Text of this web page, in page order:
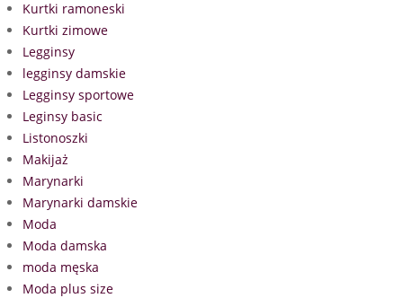
Kurtki ramoneski
Kurtki zimowe
Legginsy
legginsy damskie
Legginsy sportowe
Leginsy basic
Listonoszki
Makijaż
Marynarki
Marynarki damskie
Moda
Moda damska
moda męska
Moda plus size